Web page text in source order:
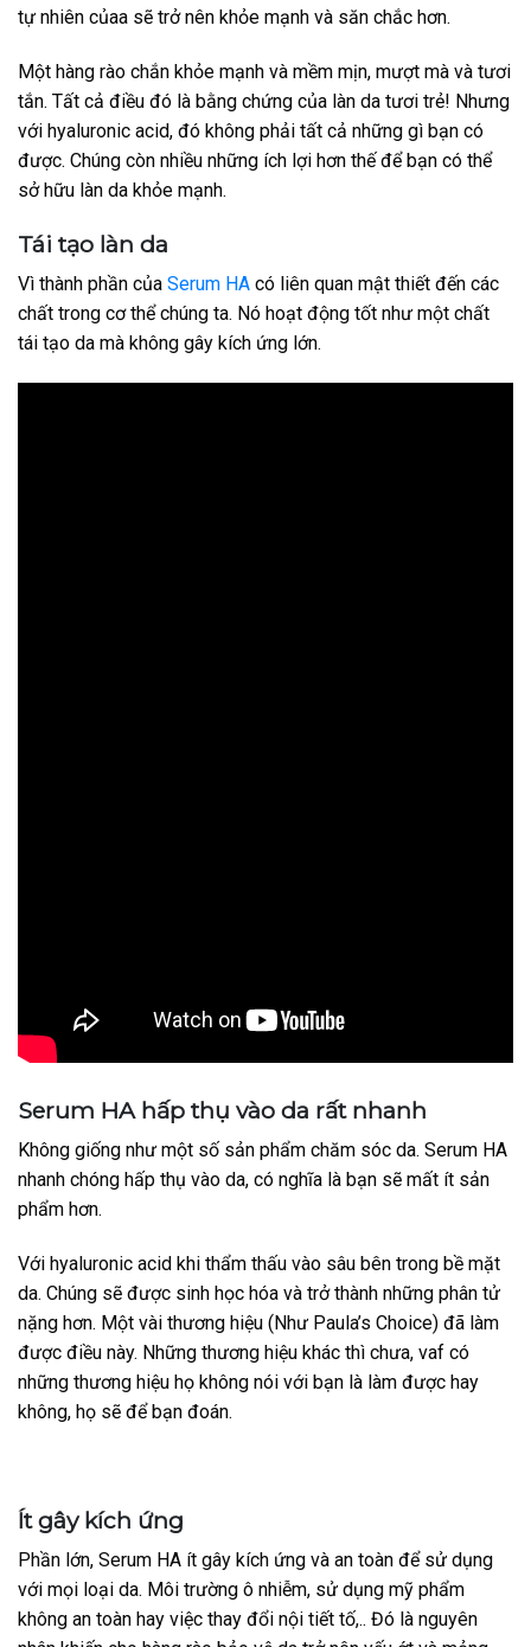
tự nhiên củaa sẽ trở nên khỏe mạnh và săn chắc hơn.
Một hàng rào chắn khỏe mạnh và mềm mịn, mượt mà và tươi
tắn. Tất cả điều đó là bằng chứng của làn da tươi trẻ! Nhưng
với hyaluronic acid, đó không phải tất cả những gì bạn có
được. Chúng còn nhiều những ích lợi hơn thế để bạn có thể
sở hữu làn da khỏe mạnh.
Tái tạo làn da
Vì thành phần của Serum HA có liên quan mật thiết đến các
chất trong cơ thể chúng ta. Nó hoạt động tốt như một chất
tái tạo da mà không gây kích ứng lớn.
Serum HA hấp thụ vào da rất nhanh
Không giống như một số sản phẩm chăm sóc da. Serum HA
nhanh chóng hấp thụ vào da, có nghĩa là bạn sẽ mất ít sản
phẩm hơn.
Với hyaluronic acid khi thẩm thấu vào sâu bên trong bề mặt
da. Chúng sẽ được sinh học hóa và trở thành những phân tử
nặng hơn. Một vài thương hiệu (Như Paula’s Choice) đã làm
được điều này. Những thương hiệu khác thì chưa, vaf có
những thương hiệu họ không nói với bạn là làm được hay
không, họ sẽ để bạn đoán.
Ít gây kích ứng
Phần lớn, Serum HA ít gây kích ứng và an toàn để sử dụng
với mọi loại da. Môi trường ô nhiễm, sử dụng mỹ phẩm
không an toàn hay việc thay đổi nội tiết tố,.. Đó là nguyên